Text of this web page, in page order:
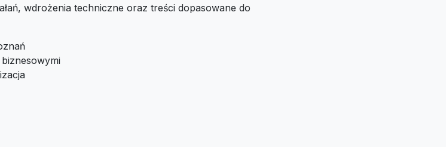
wdrożenia techniczne oraz treści dopasowane do